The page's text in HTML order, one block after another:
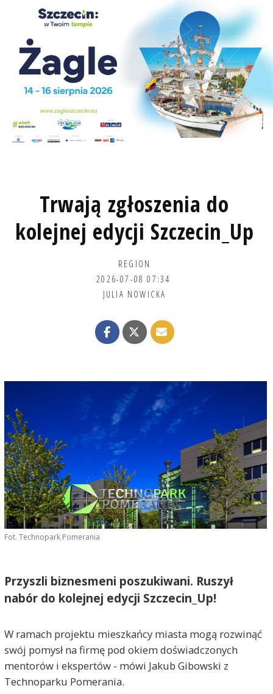
Trwają zgłoszenia do
kolejnej edycji Szczecin_Up
REGION
2026-07-08 07:34
JULIA NOWICKA
Fot. Technopark Pomerania
Przyszli biznesmeni poszukiwani. Ruszył
nabór do kolejnej edycji Szczecin_Up!
W ramach projektu mieszkańcy miasta mogą rozwinąć
swój pomysł na firmę pod okiem doświadczonych
mentorów i ekspertów - mówi Jakub Gibowski z
Technoparku Pomerania.